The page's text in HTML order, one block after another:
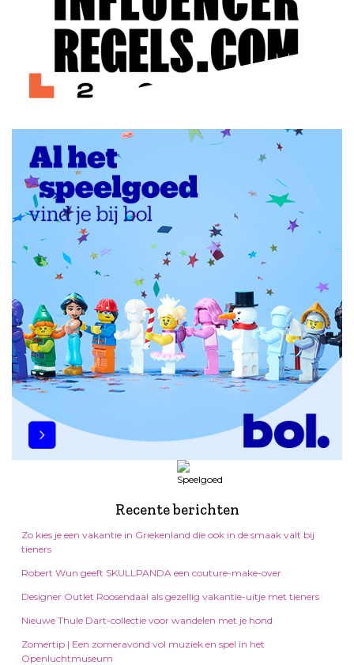
Recente berichten
Zo kies je een vakantie in Griekenland die ook in de smaak valt bij
tieners
Robert Wun geeft SKULLPANDA een couture-make-over
Designer Outlet Roosendaal als gezellig vakantie-uitje met tieners
Nieuwe Thule Dart-collectie voor wandelen met je hond
Zomertip | Een zomeravond vol muziek en spel in het
Openluchtmuseum